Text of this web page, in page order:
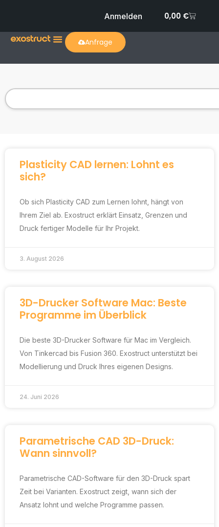
0,00 €
Anmelden
Anfrage
Plasticity CAD lernen: Lohnt es
sich?
Ob sich Plasticity CAD zum Lernen lohnt, hängt von
Ihrem Ziel ab. Exostruct erklärt Einsatz, Grenzen und
Druck fertiger Modelle für Ihr Projekt.
3. August 2026
3D-Drucker Software Mac: Beste
Programme im Überblick
Die beste 3D-Drucker Software für Mac im Vergleich.
Von Tinkercad bis Fusion 360. Exostruct unterstützt bei
Modellierung und Druck Ihres eigenen Designs.
24. Juni 2026
Parametrische CAD 3D-Druck:
Wann sinnvoll?
Parametrische CAD-Software für den 3D-Druck spart
Zeit bei Varianten. Exostruct zeigt, wann sich der
Ansatz lohnt und welche Programme passen.